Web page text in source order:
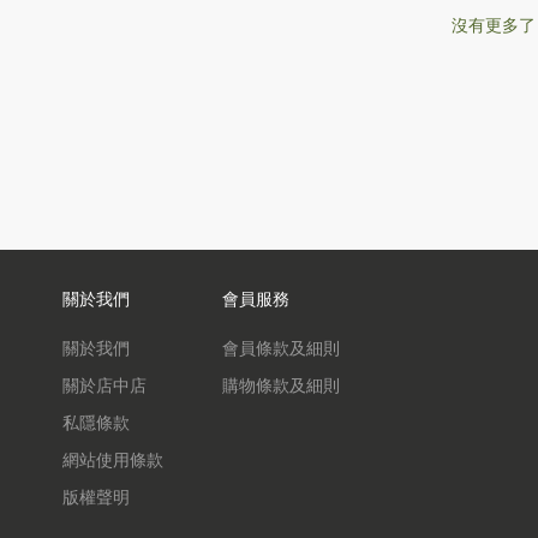
沒有更多了
關於我們
關於我們
關於店中店
私隱條款
網站使用條款
版權聲明
會員服務
會員條款及細則
購物條款及細則